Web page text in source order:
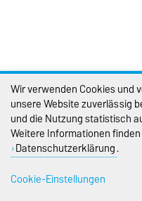
Wir verwenden Cookies und
unsere Website zuverlässig
und die Nutzung statistisch
Weitere Informationen
Datenschutzerklärung.
Cookie-Einstellungen